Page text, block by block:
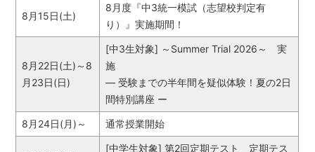
8月15日(土)
8月度『中3統一模試（志望校判定有
り）』実施期間！
8月22日(土)～8
月23日(日)
[中3生対象] ～Summer Trial 2026～ 実
施
― 受験までの半年間を疑似体験！夏の2日
間特別講座 ー
8月24日(月)～ 通常授業開始
[中学生対象] 第2回定期テスト 定期テス